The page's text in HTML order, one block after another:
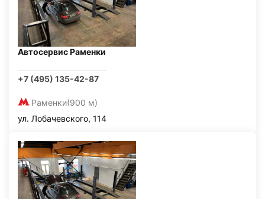
Автосервис Раменки
+7 (495) 135-42-87
Раменки(900 м)
ул. Лобачевского, 114